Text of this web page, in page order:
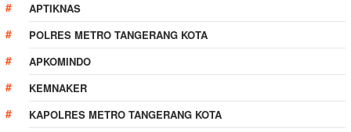
APTIKNAS
POLRES METRO TANGERANG KOTA
APKOMINDO
KEMNAKER
KAPOLRES METRO TANGERANG KOTA